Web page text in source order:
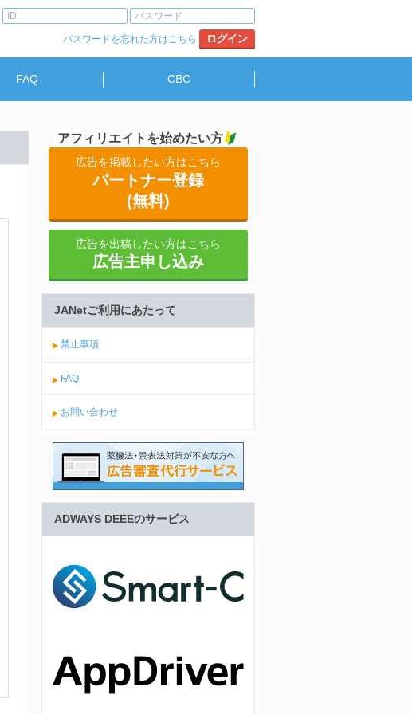
パスワードを忘れた方はこちら
FAQ CBC
アフィリエイトを始めたい方
広告を掲載したい方はこちら
パートナー登録
(無料)
広告を出稿したい方はこちら
広告主申し込み
JANetご利用にあたって
禁止事項
FAQ
お問い合わせ
ADWAYS DEEEのサービス